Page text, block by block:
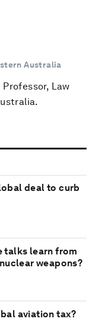
Australia
Law
deal to curb
talks learn from
weapons?
aviation tax?